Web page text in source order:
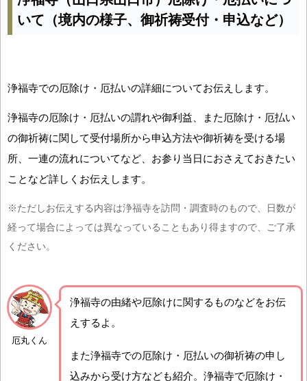
いて（境内の様子、御祈祷受付・申込など）
浄福寺での厄除け・厄払いの詳細についてお伝えします。
浄福寺の厄除け・厄払いの謂れや御利益、また厄除け・厄払い
の御祈祷に関して受付場所から申込方法や御祈祷を受ける場
所、一連の流れについてなど、お参り当日におさえておきたい
ことなど詳しくお伝えします。
※ただしお伝えする内容は浄福寺を訪問・調査時のもので、日数が
経って場合によっては異なっていることもあり得ますので、ご了承
ください。
厄丸くん
浄福寺の由緒や厄除けに関するものなどをお伝
えするよ。
また浄福寺での厄除け・厄払いの御祈祷の申し
込みから受け方なども紹介。浄福寺で厄除け・